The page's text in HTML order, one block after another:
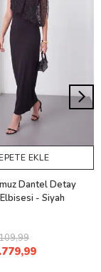
EKLE
Dantel Detay
- Siyah